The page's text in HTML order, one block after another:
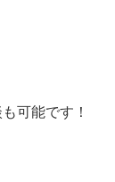
可能です！